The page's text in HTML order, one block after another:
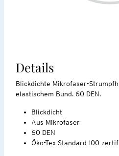
Details
Blickdichte Mikrofaser-
elastischem Bund. 60 DEN.
Blickdicht
Aus Mikrofaser
60 DEN
Öko-Tex Standard 100